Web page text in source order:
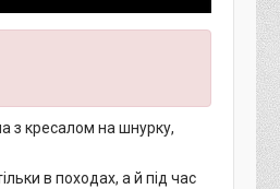
з кресалом на шнурку,
в походах, а й під час